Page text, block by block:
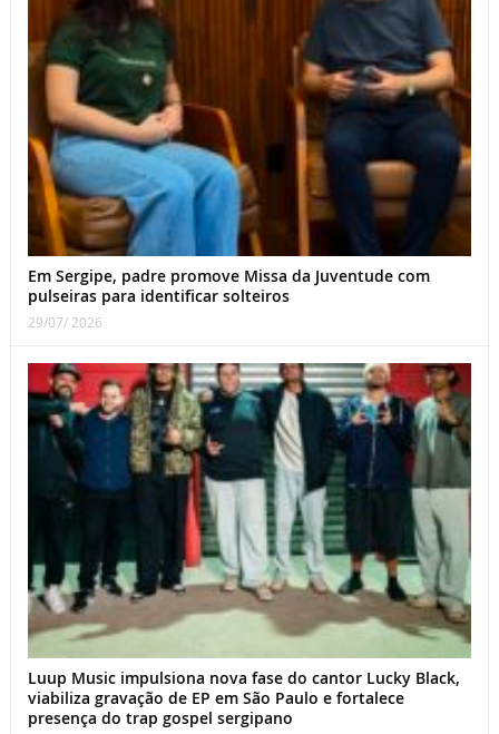
Em Sergipe, padre promove Missa da Juventude com
pulseiras para identificar solteiros
29/07/ 2026
Luup Music impulsiona nova fase do cantor Lucky Black,
viabiliza gravação de EP em São Paulo e fortalece
presença do trap gospel sergipano